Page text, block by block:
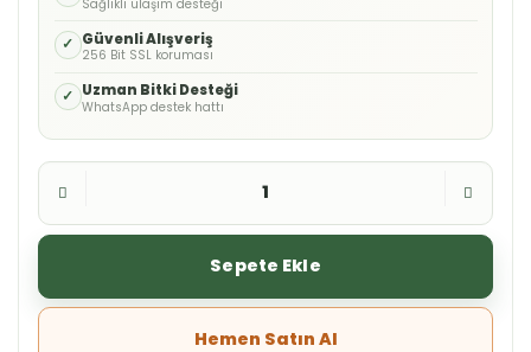
Sağlıklı ulaşım desteği
✓ Güvenli Alışveriş
256 Bit SSL koruması
✓ Uzman Bitki Desteği
WhatsApp destek hattı
Sepete Ekle
Hemen Satın Al